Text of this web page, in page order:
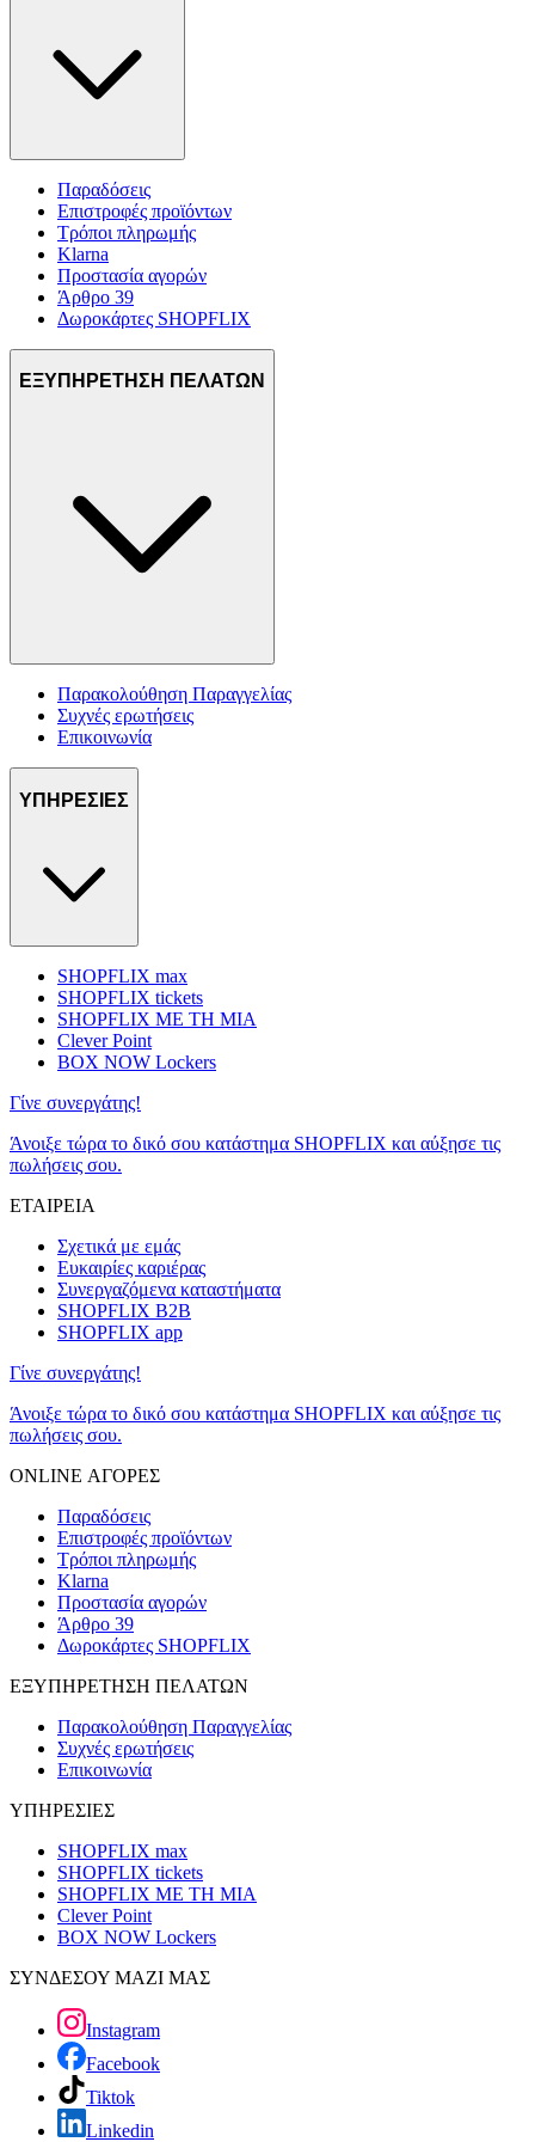
Παραδόσεις
Επιστροφές προϊόντων
Τρόποι πληρωμής
Klarna
Προστασία αγορών
Άρθρο 39
Δωροκάρτες SHOPFLIX
ΕΞΥΠΗΡΕΤΗΣΗ ΠΕΛΑΤΩΝ
Παρακολούθηση Παραγγελίας
Συχνές ερωτήσεις
Επικοινωνία
ΥΠΗΡΕΣΙΕΣ
SHOPFLIX max
SHOPFLIX tickets
SHOPFLIX ΜΕ ΤΗ ΜΙΑ
Clever Point
BOX NOW Lockers
Γίνε συνεργάτης!
Άνοιξε τώρα το δικό σου κατάστημα SHOPFLIX και αύξησε τις
πωλήσεις σου.
ΕΤΑΙΡΕΙΑ
Σχετικά με εμάς
Ευκαιρίες καριέρας
Συνεργαζόμενα καταστήματα
SHOPFLIX B2B
SHOPFLIX app
Γίνε συνεργάτης!
Άνοιξε τώρα το δικό σου κατάστημα SHOPFLIX και αύξησε τις
πωλήσεις σου.
ONLINE ΑΓΟΡΕΣ
Παραδόσεις
Επιστροφές προϊόντων
Τρόποι πληρωμής
Klarna
Προστασία αγορών
Άρθρο 39
Δωροκάρτες SHOPFLIX
ΕΞΥΠΗΡΕΤΗΣΗ ΠΕΛΑΤΩΝ
Παρακολούθηση Παραγγελίας
Συχνές ερωτήσεις
Επικοινωνία
ΥΠΗΡΕΣΙΕΣ
SHOPFLIX max
SHOPFLIX tickets
SHOPFLIX ΜΕ ΤΗ ΜΙΑ
Clever Point
BOX NOW Lockers
ΣΥΝΔΕΣΟΥ ΜΑΖΙ ΜΑΣ
Instagram
Facebook
Tiktok
Linkedin